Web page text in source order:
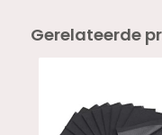
Gerelateerde